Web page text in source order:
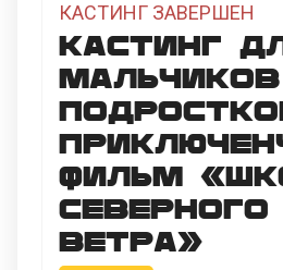
КАСТИНГ ЗАВЕРШЕН
Кастинг
мальчиков
фильм
Северного
Ветра»